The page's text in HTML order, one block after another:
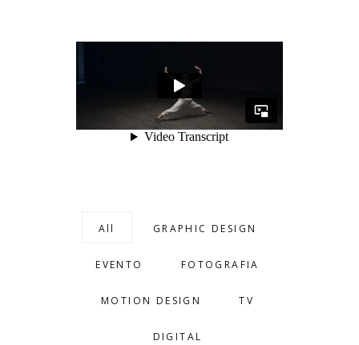
All GRAPHIC DESIGN
EVENTO FOTOGRAFIA
MOTION DESIGN TV
DIGITAL